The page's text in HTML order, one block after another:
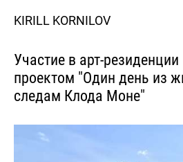
KIRILL KORNILOV
Участие в арт-
проектом "Один день из
следам Клода Моне"